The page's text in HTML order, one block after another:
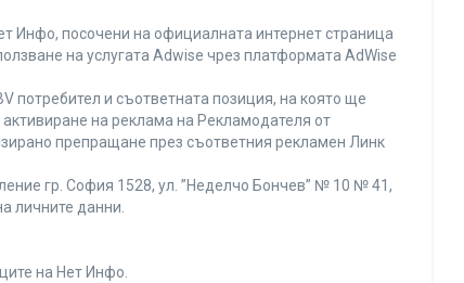
Инфо, посочени на официалната интернет страница
на услугата Adwise чрез платформата AdWise
потребител и съответната позиция, на която ще
на реклама на Рекламодателя от
препращане през съответния рекламен Линк
гр. София 1528, ул. ”Неделчо Бончев” № 10 № 41,
личните данни.
на Нет Инфо.